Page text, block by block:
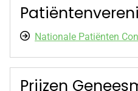
Nationale Patiënten
Prijzen